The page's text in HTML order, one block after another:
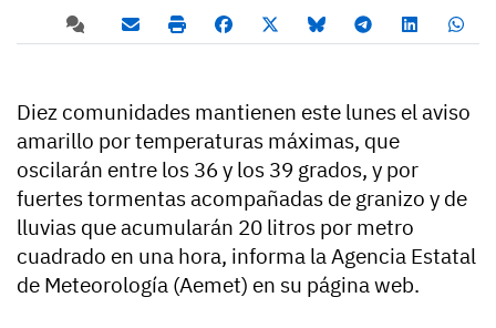
Diez comunidades mantienen este lunes el aviso
amarillo por temperaturas máximas, que
oscilarán entre los 36 y los 39 grados, y por
fuertes tormentas acompañadas de granizo y de
lluvias que acumularán 20 litros por metro
cuadrado en una hora, informa la Agencia Estatal
de Meteorología (Aemet) en su página web.